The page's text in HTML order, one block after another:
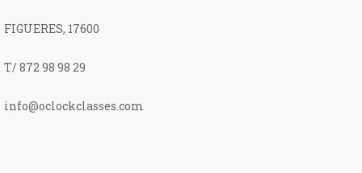
FIGUERES, 17600
T/ 872 98 98 29
info@oclockclasses.com